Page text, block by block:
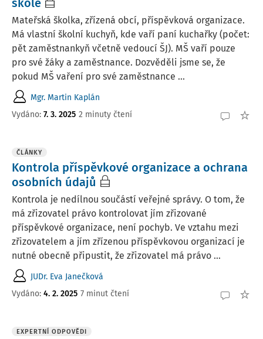
škole
Mateřská školka, zřízená obcí, příspěvková organizace.
Má vlastní školní kuchyň, kde vaří paní kuchařky (počet:
pět zaměstnankyň včetně vedoucí ŠJ). MŠ vaří pouze
pro své žáky a zaměstnance. Dozvěděli jsme se, že
pokud MŠ vaření pro své zaměstnance ...
Mgr. Martin Kaplán
Vydáno: 7. 3. 2025 2 minuty čtení
ČLÁNKY
Kontrola příspěvkové organizace a ochrana
osobních údajů
Kontrola je nedílnou součástí veřejné správy. O tom, že
má zřizovatel právo kontrolovat jím zřizované
příspěvkové organizace, není pochyb. Ve vztahu mezi
zřizovatelem a jím zřízenou příspěvkovou organizací je
nutné obecně připustit, že zřizovatel má právo ...
JUDr. Eva Janečková
Vydáno: 4. 2. 2025 7 minut čtení
EXPERTNÍ ODPOVĚDI